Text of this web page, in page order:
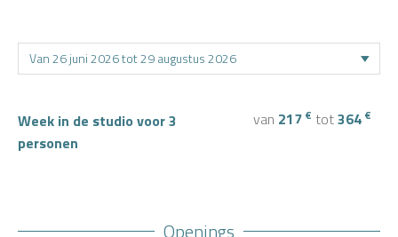
Week in de studio voor 3
personen
van 217 € tot364 €
Openings